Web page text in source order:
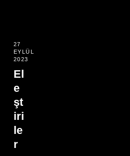
27
EYLÜL
2023
El
e
şt
iri
le
r